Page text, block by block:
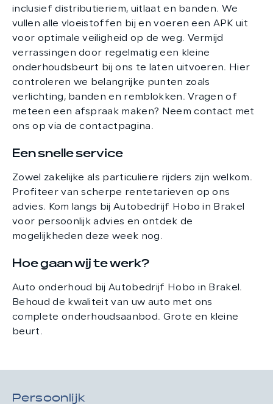
inclusief distributieriem, uitlaat en banden. We
vullen alle vloeistoffen bij en voeren een APK uit
voor optimale veiligheid op de weg. Vermijd
verrassingen door regelmatig een kleine
onderhoudsbeurt bij ons te laten uitvoeren. Hier
controleren we belangrijke punten zoals
verlichting, banden en remblokken. Vragen of
meteen een afspraak maken? Neem contact met
ons op via de contactpagina.
Een snelle service
Zowel zakelijke als particuliere rijders zijn welkom.
Profiteer van scherpe rentetarieven op ons
advies. Kom langs bij Autobedrijf Hobo in Brakel
voor persoonlijk advies en ontdek de
mogelijkheden deze week nog.
Hoe gaan wij te werk?
Auto onderhoud bij Autobedrijf Hobo in Brakel.
Behoud de kwaliteit van uw auto met ons
complete onderhoudsaanbod. Grote en kleine
beurt.
Persoonlijk